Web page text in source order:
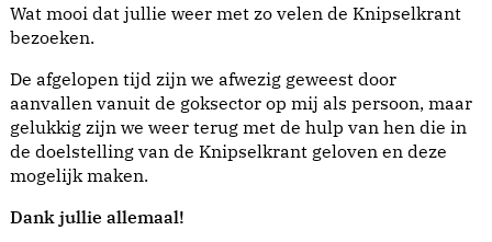
Wat mooi dat jullie weer met zo velen de Knipselkrant
bezoeken.
De afgelopen tijd zijn we afwezig geweest door
aanvallen vanuit de goksector op mij als persoon, maar
gelukkig zijn we weer terug met de hulp van hen die in
de doelstelling van de Knipselkrant geloven en deze
mogelijk maken.
Dank jullie allemaal!